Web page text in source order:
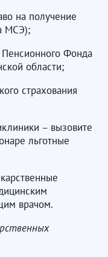
на получение
МСЭ);
Фонда
области;
страхования
– вызовите
льготные
врачом.